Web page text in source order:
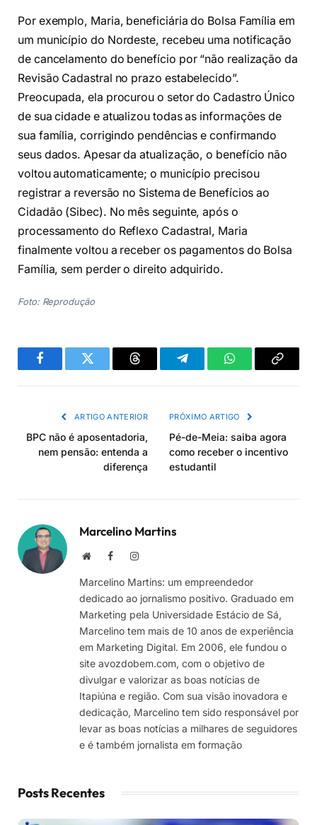
Por exemplo, Maria, beneficiária do Bolsa Família em
um município do Nordeste, recebeu uma notificação
de cancelamento do benefício por “não realização da
Revisão Cadastral no prazo estabelecido”.
Preocupada, ela procurou o setor do Cadastro Único
de sua cidade e atualizou todas as informações de
sua família, corrigindo pendências e confirmando
seus dados. Apesar da atualização, o benefício não
voltou automaticamente; o município precisou
registrar a reversão no Sistema de Benefícios ao
Cidadão (Sibec). No mês seguinte, após o
processamento do Reflexo Cadastral, Maria
finalmente voltou a receber os pagamentos do Bolsa
Família, sem perder o direito adquirido.
Foto: Reprodução
FacebookTwitter Threads TelegramWhatsAppCopiar
ARTIGO ANTERIOR
BPC não é aposentadoria,
nem pensão: entenda a
diferença
PRÓXIMO ARTIGO
Pé-de-Meia: saiba agora
como receber o incentivo
estudantil
Marcelino Martins
Site FacebookInstagram
Marcelino Martins: um empreendedor
dedicado ao jornalismo positivo. Graduado em
Marketing pela Universidade Estácio de Sá,
Marcelino tem mais de 10 anos de experiência
em Marketing Digital. Em 2006, ele fundou o
site avozdobem.com, com o objetivo de
divulgar e valorizar as boas notícias de
Itapiúna e região. Com sua visão inovadora e
dedicação, Marcelino tem sido responsável por
levar as boas notícias a milhares de seguidores
e é também jornalista em formação
Posts Recentes